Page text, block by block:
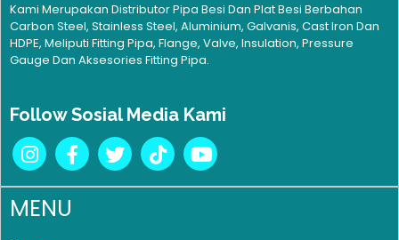
Kami Merupakan Distributor Pipa Besi Dan Plat Besi Berbahan
Carbon Steel, Stainless Steel, Aluminium, Galvanis, Cast Iron Dan
HDPE, Meliputi Fitting Pipa, Flange, Valve, Insulation, Pressure
Gauge Dan Aksesories Fitting Pipa.
Follow Sosial Media Kami
MENU